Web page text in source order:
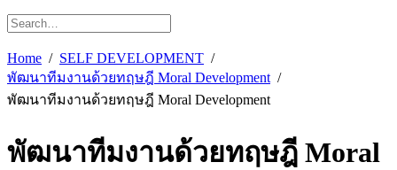
Home
SELF DEVELOPMENT
พัฒนาทีมงานด้วยทฤษฎี Moral Development
พัฒนาทีมงานด้วยทฤษฎี Moral Development
พัฒนาทีมงานด้วยทฤษฎี Moral